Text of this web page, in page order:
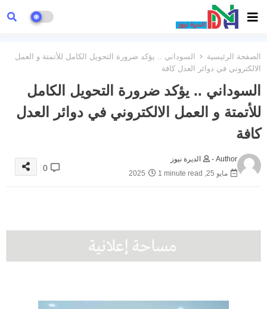
الصفحة الرئيسية
السوداني .. يؤكد ضرورة التحويل الكامل للأتمتة و العمل
الالكتروني في دوائر العدل كافة
السوداني .. يؤكد ضرورة التحويل الكامل
للأتمتة و العمل الالكتروني في دوائر العدل
كافة
Author -
الديرة نيوز
مايو 25, 2025
1 minute read
0